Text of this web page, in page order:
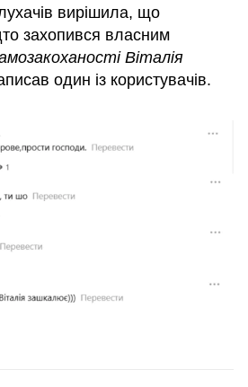
вирішила, що
захопився власним
Віталія
один із користувачів.